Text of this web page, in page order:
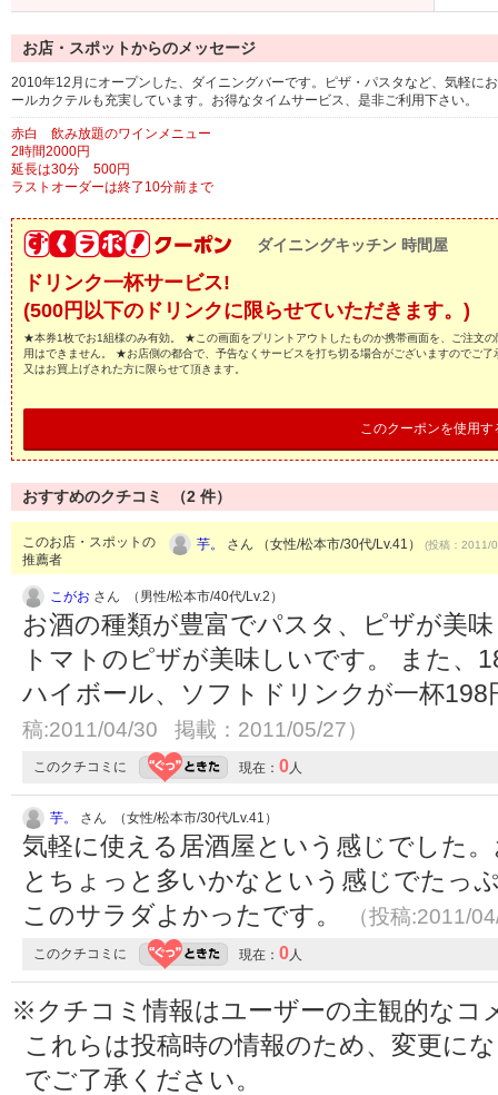
お店・スポットからのメッセージ
2010年12月にオープンした、ダイニングバーです。ピザ・パスタなど、気軽に
ールカクテルも充実しています。お得なタイムサービス、是非ご利用下さい。
赤白 飲み放題のワインメニュー
2時間2000円
延長は30分 500円
ラストオーダーは終了10分前まで
ダイニングキッチン 時間屋
ドリンク一杯サービス!
(500円以下のドリンクに限らせていただきます。)
★本券1枚でお1組様のみ有効。 ★この画面をプリントアウトしたものか携帯画面を、ご注文
用はできません。 ★お店側の都合で、予告なくサービスを打ち切る場合がございますのでご
又はお買上げされた方に限らせて頂きます。
このクーポンを使用す
おすすめのクチコミ （2 件）
このお店・スポットの
推薦者
芋。 さん （女性/松本市/30代/Lv.41） (投稿：2011/
こがお さん （男性/松本市/40代/Lv.2）
お酒の種類が豊富でパスタ、ピザが美
トマトのピザが美味しいです。 また、
ハイボール、ソフトドリンクが一杯
稿:2011/04/30 掲載：2011/05/27）
このクチコミに 現在： 0人
芋。 さん （女性/松本市/30代/Lv.41）
気軽に使える居酒屋という感じでした
とちょっと多いかなという感じでたっ
このサラダよかったです。
（投稿:2011/
このクチコミに 現在： 0人
※クチコミ情報はユーザーの主観的なコ
これらは投稿時の情報のため、変更に
でご了承ください。